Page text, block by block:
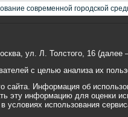
современной городской
ул. Л. Толстого, 16 (далее
с целью анализа их
Информация об
эту информацию для оценки
условиях использования